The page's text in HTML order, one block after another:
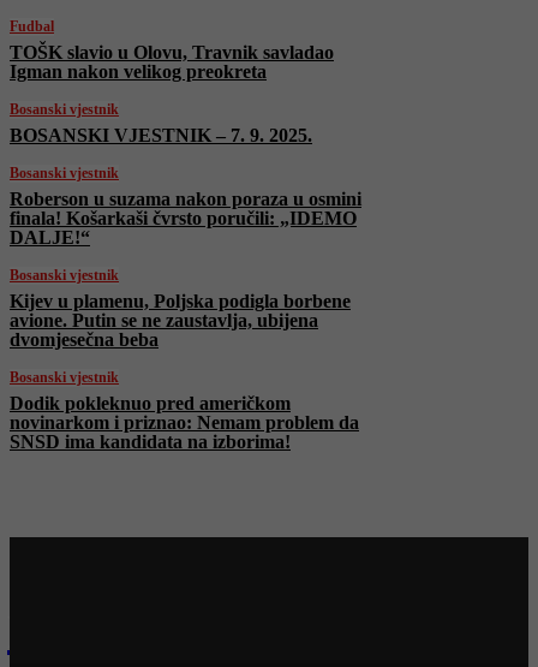
Fudbal
TOŠK slavio u Olovu, Travnik savladao
Igman nakon velikog preokreta
Bosanski vjestnik
BOSANSKI VJESTNIK – 7. 9. 2025.
Bosanski vjestnik
Roberson u suzama nakon poraza u osmini
finala! Košarkaši čvrsto poručili: „IDEMO
DALJE!“
Bosanski vjestnik
Kijev u plamenu, Poljska podigla borbene
avione. Putin se ne zaustavlja, ubijena
dvomjesečna beba
Bosanski vjestnik
Dodik pokleknuo pred američkom
novinarkom i priznao: Nemam problem da
SNSD ima kandidata na izborima!